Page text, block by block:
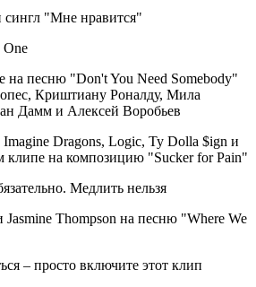
"Мне нравится"
One
на песню "Don't You Need Somebody"
Криштиану Роналду, Мила
Дамм и Алексей Воробьев
Dragons, Logic, Ty Dolla $ign и
клипе на композицию "Sucker for Pain"
Медлить нельзя
Thompson на песню "Where We
– просто включите этот клип